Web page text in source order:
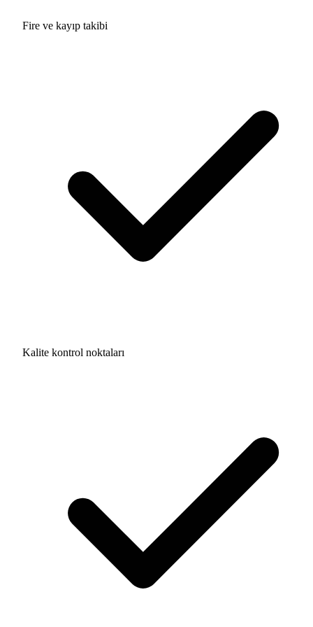
Fire ve kayıp takibi
Kalite kontrol noktaları